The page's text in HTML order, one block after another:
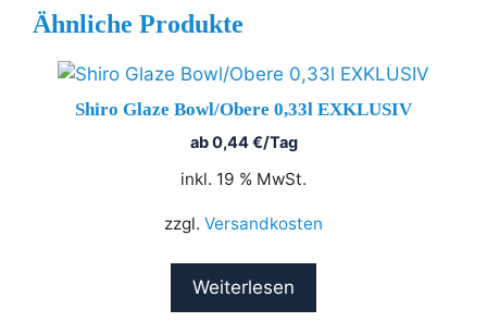
Ähnliche Produkte
Shiro Glaze Bowl/Obere 0,33l EXKLUSIV
ab0,44€/Tag
inkl. 19 % MwSt.
zzgl. Versandkosten
Weiterlesen